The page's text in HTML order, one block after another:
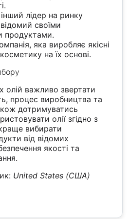
інший лідер на ринку
своїми
продуктами.
яка виробляє якісні
косметику на їх основі.
олій важливо звертати
процес виробництва та
дотримуватись
олії згідно з
вибирати
від відомих
якості та
United States (США)